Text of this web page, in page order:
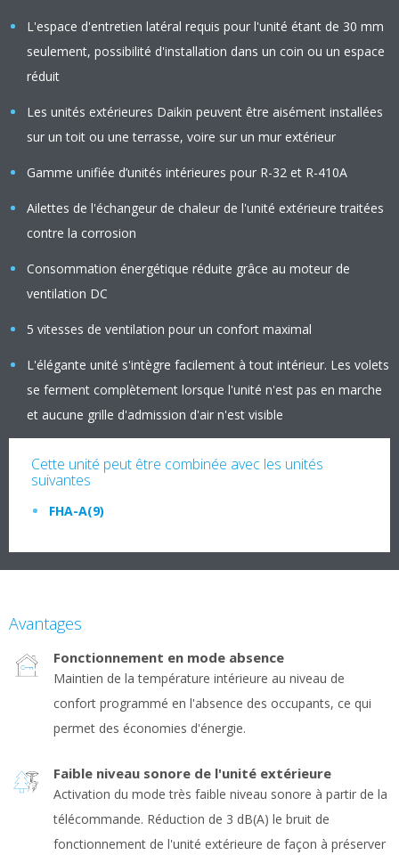
L'espace d'entretien latéral requis pour l'unité étant de 30 mm
seulement, possibilité d'installation dans un coin ou un espace
réduit
Les unités extérieures Daikin peuvent être aisément installées
sur un toit ou une terrasse, voire sur un mur extérieur
Gamme unifiée d’unités intérieures pour R-32 et R-410A
Ailettes de l'échangeur de chaleur de l'unité extérieure traitées
contre la corrosion
Consommation énergétique réduite grâce au moteur de
ventilation DC
5 vitesses de ventilation pour un confort maximal
L'élégante unité s'intègre facilement à tout intérieur. Les volets
se ferment complètement lorsque l'unité n'est pas en marche
et aucune grille d'admission d'air n'est visible
Cette unité peut être combinée avec les unités
suivantes
FHA-A(9)
Avantages
Fonctionnement en mode absence
Maintien de la température intérieure au niveau de
confort programmé en l'absence des occupants, ce qui
permet des économies d'énergie.
Faible niveau sonore de l'unité extérieure
Activation du mode très faible niveau sonore à partir de la
télécommande. Réduction de 3 dB(A) le bruit de
fonctionnement de l'unité extérieure de façon à préserver